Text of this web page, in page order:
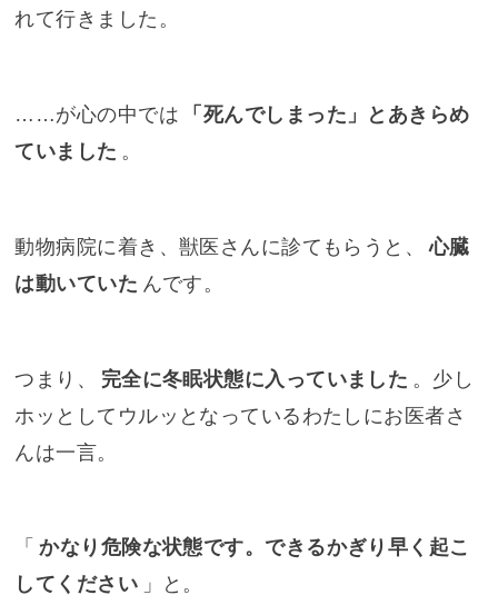
れて行きました。
……が心の中では
「死んでしまった」とあきらめ
ていました 。
動物病院に着き、獣医さんに診てもらうと、
心臓
は動いていた んです。
つまり、 完全に冬眠状態に入っていました 。少し
ホッとしてウルッとなっているわたしにお医者さ
んは一言。
「 かなり危険な状態です。できるかぎり早く起こ
してください 」と。